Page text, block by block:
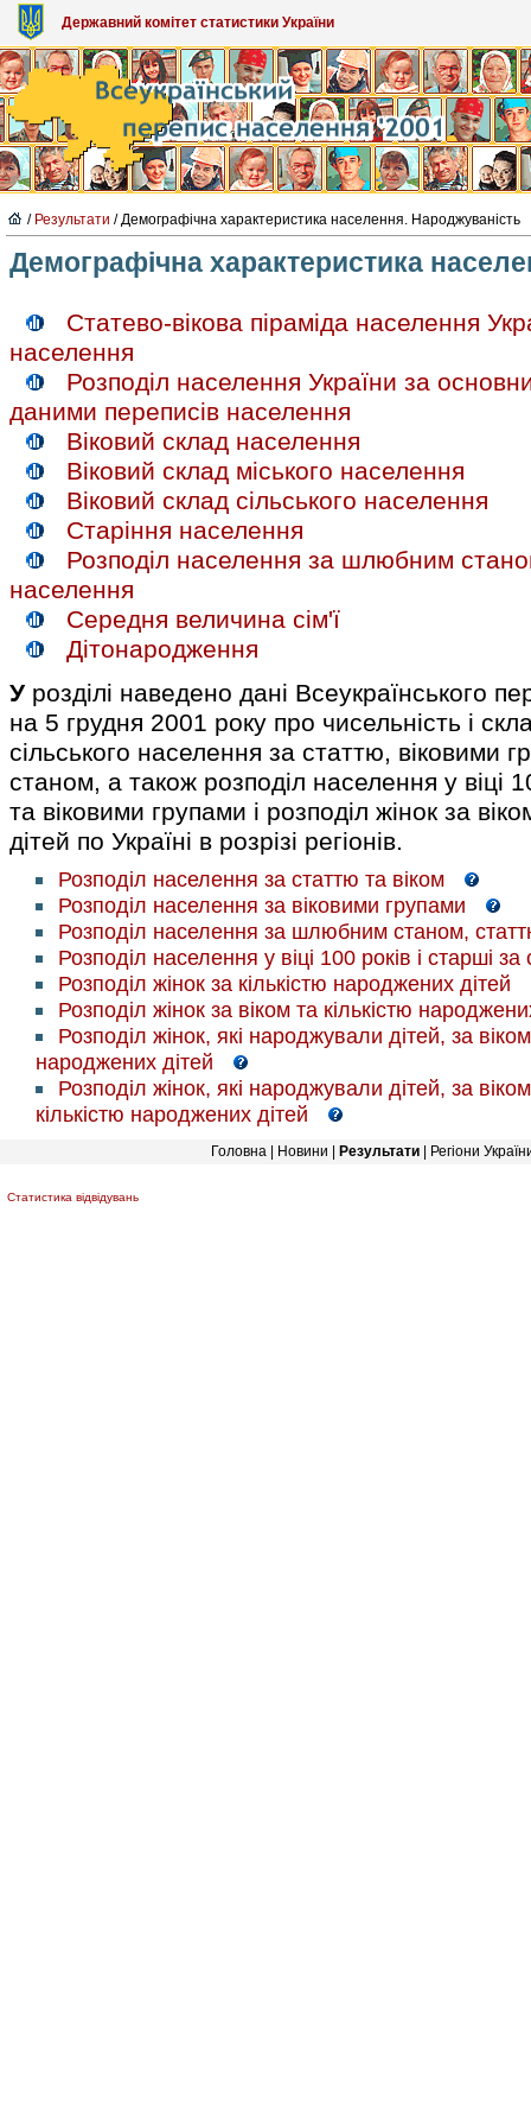
Державний комітет статистики України
/ Результати / Демографічна характеристика населення. Народжуваність
Демографічна характеристика
Статево-вікова піраміда населення
населення
Розподіл населення України за
даними переписів населення
Віковий склад населення
Віковий склад міського населення
Віковий склад сільського населення
Старіння населення
Розподіл населення за шлюбним
населення
Середня величина сім'ї
Дітонародження
У розділі наведено дані Всеукраїнського
на 5 грудня 2001 року про чисельність і
сільського населення за статтю, віковими
станом, а також розподіл населення у віці
та віковими групами і розподіл жінок за
дітей по Україні в розрізі регіонів.
Розподіл населення за статтю та віком
Розподіл населення за віковими групами
Розподіл населення за шлюбним станом,
Розподіл населення у віці 100 років і старші за
Розподіл жінок за кількістю народжених дітей
Розподіл жінок за віком та кількістю
Розподіл жінок, які народжували дітей, за віком
народжених дітей
Розподіл жінок, які народжували дітей, за
кількістю народжених дітей
Головна| Новини Результати| Регіони
Статистика відвідувань